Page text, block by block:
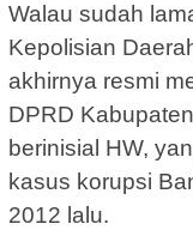
Walau sudah
Kepolisian
akhirnya resmi
DPRD
berinisial HW,
kasus korupsi
2012 lalu.